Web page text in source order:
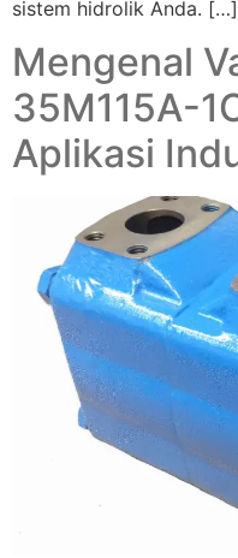
sistem hidrolik Anda. […]
Mengenal
35M115A-
Aplikasi